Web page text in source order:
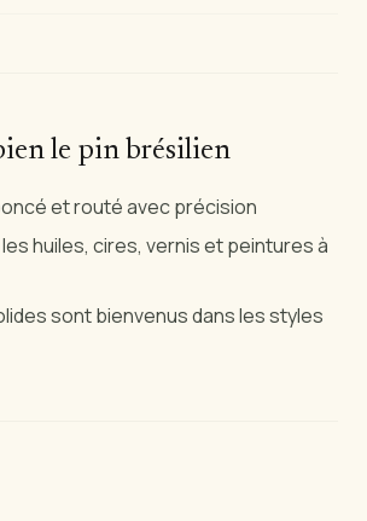
le pin brésilien
et routé avec précision
huiles, cires, vernis et peintures à
sont bienvenus dans les styles